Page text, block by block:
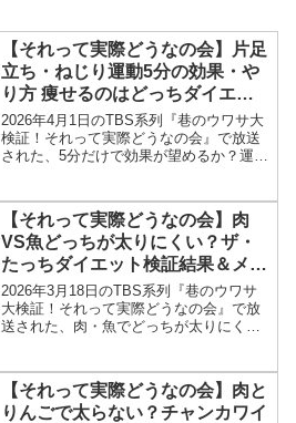
【それって実際どうなの会】片足
立ち・ねじり運動5分の効果・や
り方 痩せるのはどっちダイエッ
ト結果2026年4月1日
2026年4月1日のTBS系列『巷のウワサ大
検証！それって実際どうなの会』で放送
された、5分だけで効果が望めるか？運動
イエット検証＆結果とエクササイズのや
り方を紹介...
【それって実際どうなの会】肉
VS魚どっちが太りにくい？ザ・
たっちダイエット検証結果＆メニ
ュー2026年3月18日
2026年3月18日のTBS系列『巷のウワサ
大検証！それって実際どうなの会』で放
送された、肉・魚でどっちが太りにくい
際どうなの会」では、1人は肉料理を食
べ、もう1人...
【それって実際どうなの会】肉と
りんごで太らない？チャンカワイ